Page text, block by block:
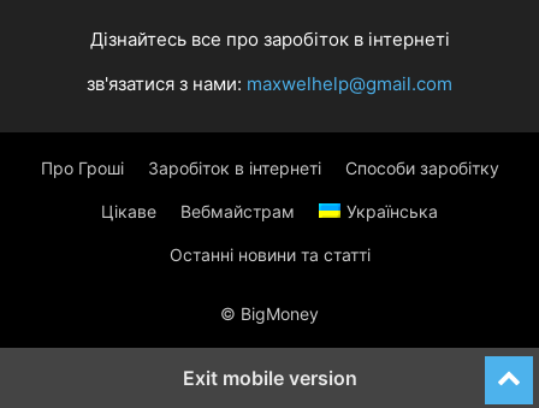
Дізнайтесь все про заробіток в інтернеті
зв'язатися з нами: maxwelhelp@gmail.com
Про Гроші Заробіток в інтернеті Способи заробітку
Цікаве Вебмайстрам Українська
Останні новини та статті
© BigMoney
Exit mobile version